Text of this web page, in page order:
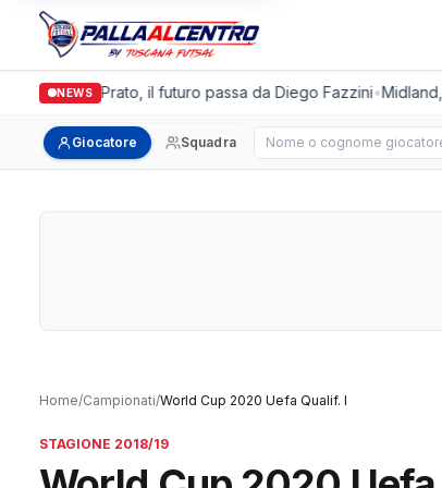
NEWS
Futsal Prato, il futuro passa da Diego Fazzini•Midland,
Giocatore Squadra Cerca giocatore
Home/Campionati/World Cup 2020 Uefa Qualif. I
STAGIONE 2018/19